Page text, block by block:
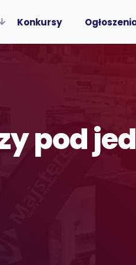
Konkursy
pod